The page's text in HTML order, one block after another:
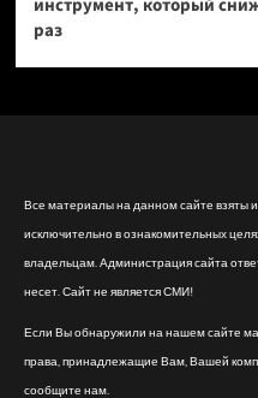
инструмент, который
раз
Все материалы на данном сайте взяты
исключительно в ознакомительных
владельцам. Администрация сайта
несет. Сайт не является СМИ!
Если Вы обнаружили на нашем сайте
права, принадлежащие Вам, Вашей
сообщите нам.